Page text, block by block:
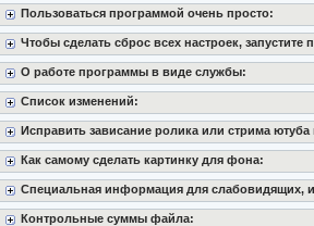
Пользоваться программой очень просто:
Чтобы сделать сброс всех настроек,
О работе программы в виде службы:
Список изменений:
Исправить зависание ролика или стрима ютуба
Как самому сделать картинку для фона:
Специальная информация для слабовидящих,
Контрольные суммы файла: